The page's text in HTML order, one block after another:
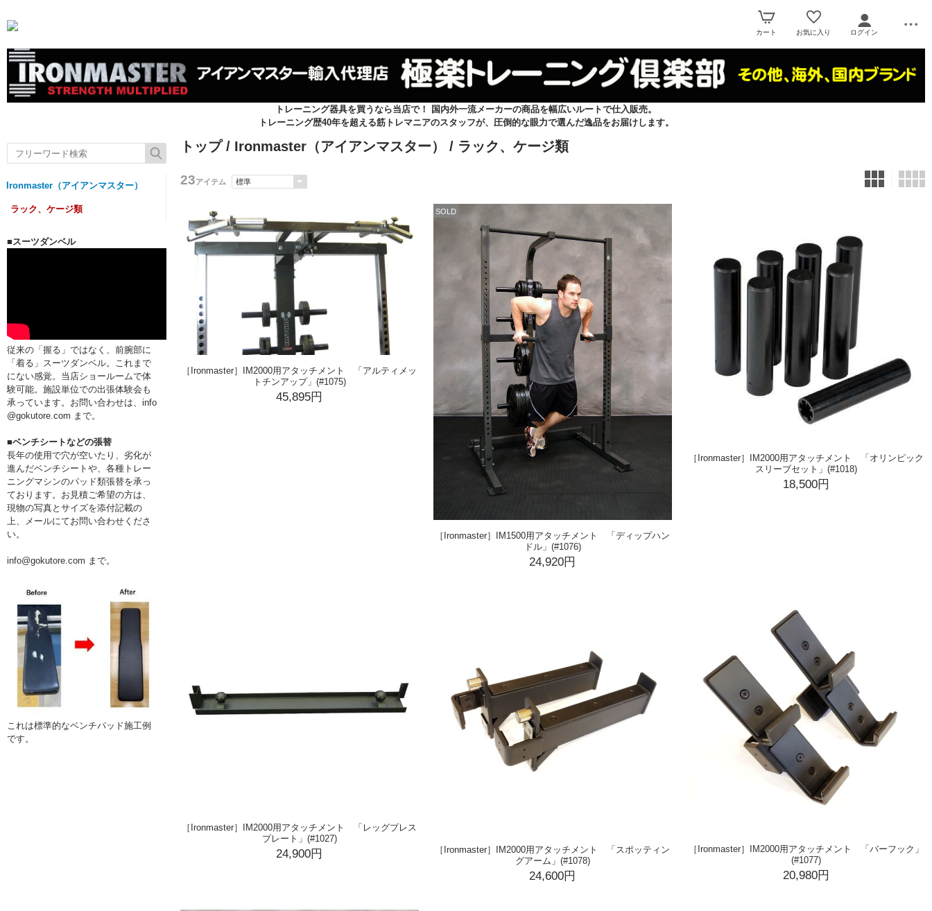
カート お気に入り ログイン
トレーニング器具を買うなら当店で！ 国内外一流メーカーの商品を幅広いルートで仕入販売。
トレーニング歴40年を超える筋トレマニアのスタッフが、圧倒的な眼力で選んだ逸品をお届けします。
Ironmaster（アイアンマスター）
ラック、ケージ類
■スーツダンベル
従来の「握る」ではなく、前腕部に
「着る」スーツダンベル。これまで
にない感覚。当店ショールームで体
験可能。施設単位での出張体験会も
承っています。お問い合わせは、info
@gokutore.com まで。
■ベンチシートなどの張替
長年の使用で穴が空いたり、劣化が
進んだベンチシートや、各種トレー
ニングマシンのパッド類張替を承っ
ております。お見積ご希望の方は、
現物の写真とサイズを添付記載の
上、メールにてお問い合わせくださ
い。
info@gokutore.com まで。
これは標準的なベンチパッド施工例
です。
トップ/ Ironmaster（アイアンマスター） / ラック、ケージ類
23アイテム
［Ironmaster］IM2000用アタッチメント 「アルティメッ
トチンアップ」(#1075)
45,895円
SOLD
［Ironmaster］IM1500用アタッチメント 「ディップハン
ドル」(#1076)
24,920円
［Ironmaster］IM2000用アタッチメント 「オリンピック
スリーブセット」(#1018)
18,500円
［Ironmaster］IM2000用アタッチメント 「レッグプレス
プレート」(#1027)
24,900円
［Ironmaster］IM2000用アタッチメント 「スポッティン
グアーム」(#1078)
24,600円
［Ironmaster］IM2000用アタッチメント 「バーフック」
(#1077)
20,980円